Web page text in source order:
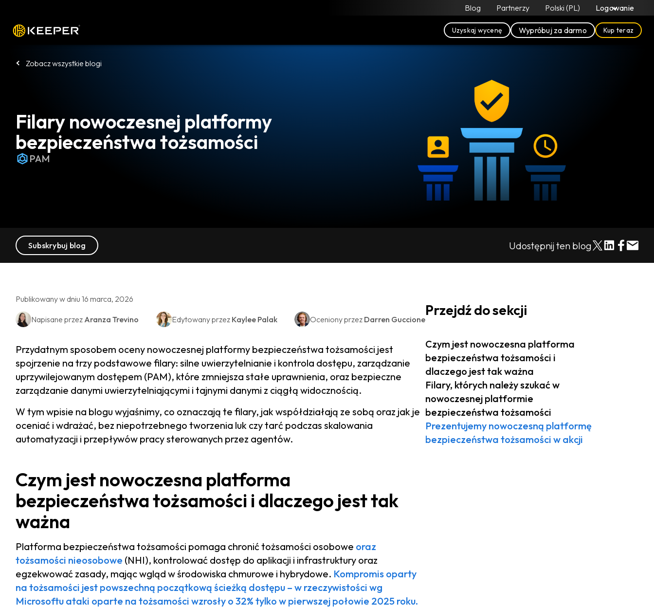
Blog Partnerzy Polski (PL) Logowanie
Uzyskaj wycenę Wypróbuj za darmo Kup teraz
Zobacz wszystkie blogi
Filary nowoczesnej platformy
bezpieczeństwa tożsamości
PAM
Subskrybuj blog Udostępnij ten blog
Publikowany w dniu 16 marca, 2026
Napisane przez Aranza Trevino Edytowany przez Kaylee Palak Oceniony przez Darren Guccione
Przydatnym sposobem oceny nowoczesnej platformy bezpieczeństwa tożsamości jest
spojrzenie na trzy podstawowe filary: silne uwierzytelnianie i kontrola dostępu, zarządzanie
uprzywilejowanym dostępem (PAM), które zmniejsza stałe uprawnienia, oraz bezpieczne
zarządzanie danymi uwierzytelniającymi i tajnymi danymi z ciągłą widocznością.
W tym wpisie na blogu wyjaśnimy, co oznaczają te filary, jak współdziałają ze sobą oraz jak je
oceniać i wdrażać, bez niepotrzebnego tworzenia luk czy tarć podczas skalowania
automatyzacji i przepływów pracy sterowanych przez agentów.
Czym jest nowoczesna platforma
bezpieczeństwa tożsamości i dlaczego jest tak
ważna
Platforma bezpieczeństwa tożsamości pomaga chronić tożsamości osobowe oraz
tożsamości nieosobowe (NHI), kontrolować dostęp do aplikacji i infrastruktury oraz
egzekwować zasady, mając wgląd w środowiska chmurowe i hybrydowe. Kompromis oparty
na tożsamości jest powszechną początkową ścieżką dostępu – w rzeczywistości wg
Microsoftu ataki oparte na tożsamości wzrosły o 32% tylko w pierwszej połowie 2025 roku.
Przejdź do sekcji
Czym jest nowoczesna platforma
bezpieczeństwa tożsamości i
dlaczego jest tak ważna
Filary, których należy szukać w
nowoczesnej platformie
bezpieczeństwa tożsamości
Prezentujemy nowoczesną platformę
bezpieczeństwa tożsamości w akcji